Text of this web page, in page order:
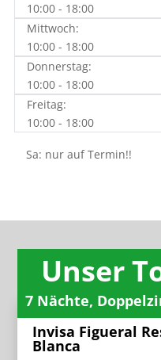
10:00 - 18:00
Mittwoch:
10:00 - 18:00
Donnerstag:
10:00 - 18:00
Freitag:
10:00 - 18:00
Sa: nur auf Termin!!
Unser
7 Nächte,
Invisa Figueral
Blanca